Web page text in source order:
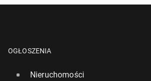
OGŁOSZENIA
Nieruchomości